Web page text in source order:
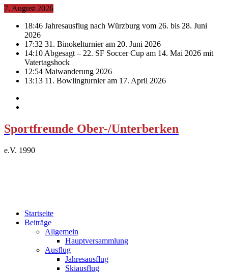
7. August 2026
18:46 Jahresausflug nach Würzburg vom 26. bis 28. Juni
2026
17:32 31. Binokelturnier am 20. Juni 2026
14:10 Abgesagt – 22. SF Soccer Cup am 14. Mai 2026 mit
Vatertagshock
12:54 Maiwanderung 2026
13:13 11. Bowlingturnier am 17. April 2026
Sportfreunde Ober-/Unterberken
e.V. 1990
Startseite
Beiträge
Allgemein
Hauptversammlung
Ausflug
Jahresausflug
Skiausflug